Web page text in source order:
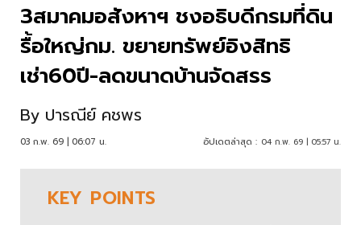
3สมาคมอสังหาฯ ชงอธิบดีกรมที่ดิน
รื้อใหญ่กม. ขยายทรัพย์อิงสิทธิ
เช่า60ปี-ลดขนาดบ้านจัดสรร
By ปารณีย์ คชพร
03 ก.พ. 69 | 06:07 น. อัปเดตล่าสุด : 04 ก.พ. 69 | 05:57 น.
KEY POINTS